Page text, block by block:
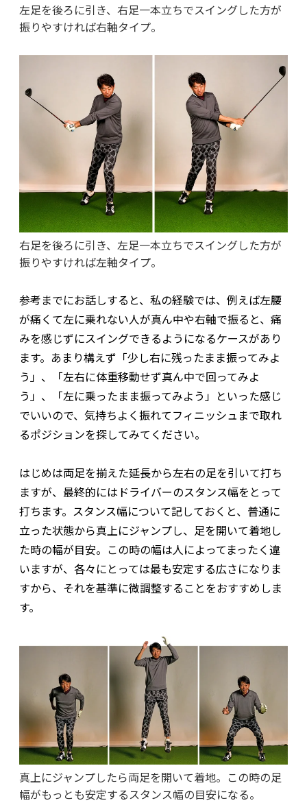
左足を後ろに引き、右足一本立ちでスイングした方が
振りやすければ右軸タイプ。
右足を後ろに引き、左足一本立ちでスイングした方が
振りやすければ左軸タイプ。
参考までにお話しすると、私の経験では、例えば左腰
が痛くて左に乗れない人が真ん中や右軸で振ると、痛
みを感じずにスイングできるようになるケースがあり
ます。あまり構えず「少し右に残ったまま振ってみよ
う」、「左右に体重移動せず真ん中で回ってみよ
う」、「左に乗ったまま振ってみよう」といった感じ
でいいので、気持ちよく振れてフィニッシュまで取れ
るポジションを探してみてください。
はじめは両足を揃えた延長から左右の足を引いて打ち
ますが、最終的にはドライバーのスタンス幅をとって
打ちます。スタンス幅について記しておくと、普通に
立った状態から真上にジャンプし、足を開いて着地し
た時の幅が目安。この時の幅は人によってまったく違
いますが、各々にとっては最も安定する広さになりま
すから、それを基準に微調整することをおすすめしま
す。
真上にジャンプしたら両足を開いて着地。この時の足
幅がもっとも安定するスタンス幅の目安になる。